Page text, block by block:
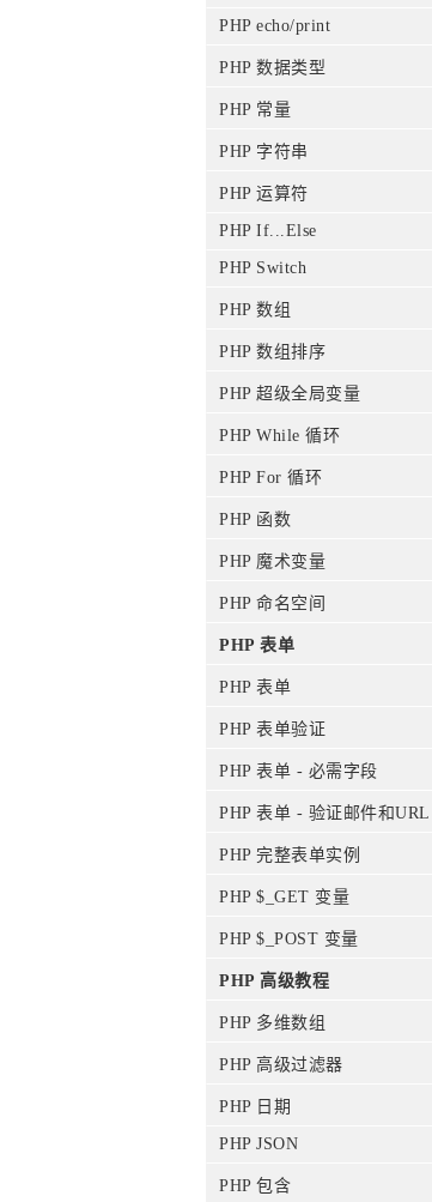
PHP echo/print
PHP 数据类型
PHP 常量
PHP 字符串
PHP 运算符
PHP If...Else
PHP Switch
PHP 数组
PHP 数组排序
PHP 超级全局变量
PHP While 循环
PHP For 循环
PHP 函数
PHP 魔术变量
PHP 命名空间
PHP 表单
PHP 表单
PHP 表单验证
PHP 表单 - 必需字段
PHP 表单 - 验证邮件和URL
PHP 完整表单实例
PHP $_GET 变量
PHP $_POST 变量
PHP 高级教程
PHP 多维数组
PHP 高级过滤器
PHP 日期
PHP JSON
PHP 包含